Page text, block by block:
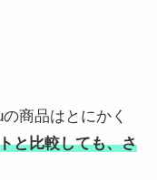
商品はとにかく
と比較しても、さ